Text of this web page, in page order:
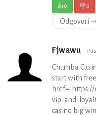
👍0 👎0
Odgovori
Fjwawu
Chumba
start with
href="https://
vip-and-
casino big